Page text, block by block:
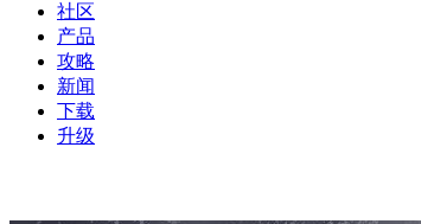
社区
产品
攻略
新闻
下载
升级